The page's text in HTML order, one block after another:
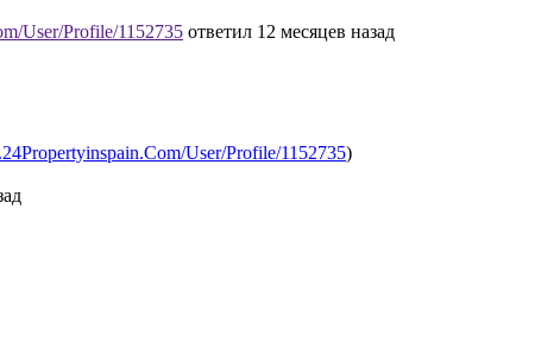
User/Profile/1152735 ответил 12 месяцев назад
User/Profile/1152735)